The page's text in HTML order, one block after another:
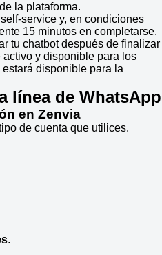
la plataforma.
service y, en condiciones
15 minutos en completarse.
tu chatbot después de finalizar
activo y disponible para los
disponible para la
línea de WhatsApp
en Zenvia
de cuenta que utilices.
.